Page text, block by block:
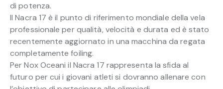
di potenza.
Il Nacra 17 è il punto di riferimento mondiale della vela
professionale per qualità, velocità e durata ed è stato
recentemente aggiornato in una macchina da regata
completamente foiling.
Per Nox Oceani il Nacra 17 rappresenta la sfida al
futuro per cui i giovani atleti si dovranno allenare con